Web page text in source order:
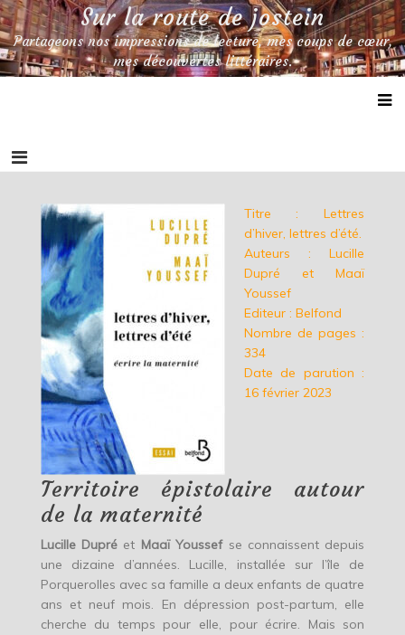
Skip
to
content
Sur la route de jostein
Partageons nos impressions de lecture, mes coups de cœur,
mes découvertes littéraires.
Titre : Lettres
d’hiver, lettres d’été.
Auteurs : Lucille
Dupré et Maaï
Youssef
Editeur : Belfond
Nombre de pages :
334
Date de parution :
16 février 2023
Territoire épistolaire autour
de la maternité
Lucille Dupré et Maaï Youssefse connaissent depuis
une dizaine d’années. Lucille, installée sur l’île de
Porquerolles avec sa famille a deux enfants de quatre
ans et neuf mois. En dépression post-partum, elle
cherche du temps pour elle, pour écrire. Mais son